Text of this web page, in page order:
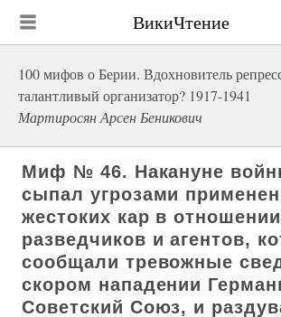
ВикиЧтение
100 мифов о Берии. Вдохновитель
талантливый организатор? 1917-1941
Мартиросян Арсен Беникович
Миф № 46. Накануне
сыпал угрозами
жестоких кар в
разведчиков и агентов,
сообщали тревожные
скором нападении
Советский Союз, и